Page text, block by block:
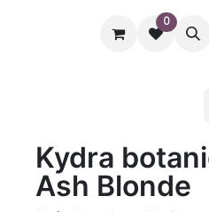
0
Kydra
Ash Blonde